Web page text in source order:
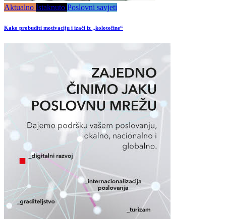
Aktualno Istaknuto Poslovni savjeti
Kako probuditi motivaciju i izaći iz „kolotečine“